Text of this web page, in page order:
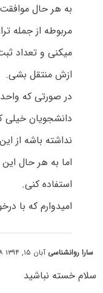
به هر حال
مربوطه از جمله
میکنی و تعداد
ازش منتقل بشی.
در صورتی که
دانشجویان
نداشته باشه از
اما به هر حال
استفاده کنی.
امیدوارم که با
سارا روانشناسی آبان ۱۵, ۱۳۹۴ at ۱۱:۲۸ ق٫ظ
سلام خسته نباشید